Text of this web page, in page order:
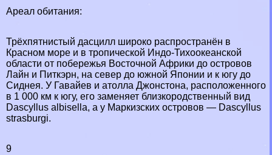
Ареал обитания:
Трёхпятнистый дасцилл широко распространён в
Красном море и в тропической Индо-Тихоокеанской
области от побережья Восточной Африки до островов
Лайн и Питкэрн, на север до южной Японии и к югу до
Сиднея. У Гавайев и атолла Джонстона, расположенного
в 1 000 км к югу, его заменяет близкородственный вид
Dascyllus albisella, а у Маркизских островов — Dascyllus
strasburgi.
9